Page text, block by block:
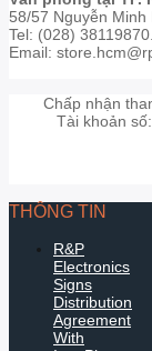
58/57 Nguyễn Minh
Tel: (028) 38119870.
Email:
Chấp nhận
Tài khoản
THÔNG TIN
R&P
Electronics
Signs
Distribution
Agreement
With